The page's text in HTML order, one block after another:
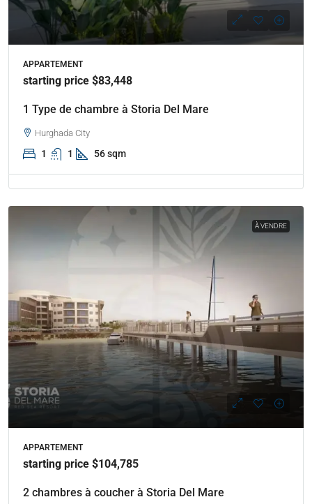
APPARTEMENT
starting price $83,448
1 Type de chambre à Storia Del Mare
Hurghada City
1 1 56 sqm
À VENDRE
APPARTEMENT
starting price $104,785
2 chambres à coucher à Storia Del Mare